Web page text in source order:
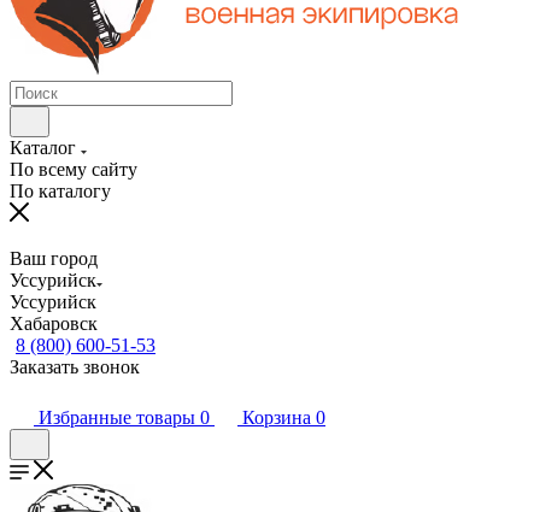
Каталог
По всему сайту
По каталогу
Ваш город
Уссурийск
Уссурийск
Хабаровск
8 (800) 600-51-53
Заказать звонок
Избранные товары 0 Корзина 0